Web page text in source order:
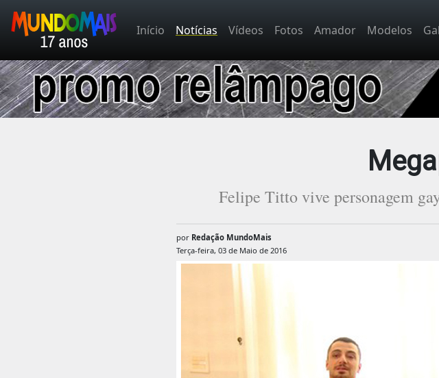
Início Notícias Vídeos Fotos Amador Modelos
Felipe Titto vive personagem
por Redação MundoMais
Terça-feira, 03 de Maio de 2016